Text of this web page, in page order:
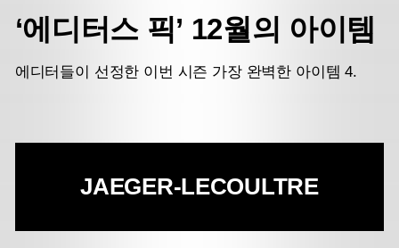
‘에디터스 픽’ 12월의 아이템
에디터들이 선정한 이번 시즌 가장 완벽한 아이템 4.
JAEGER-LECOULTRE